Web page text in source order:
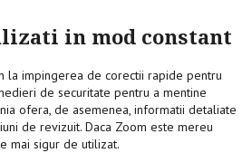
in mod constant
la impingerea de corectii rapide pentru
de securitate pentru a mentine
ofera, de asemenea, informatii detaliate
de revizuit. Daca Zoom este mereu
mai sigur de utilizat.